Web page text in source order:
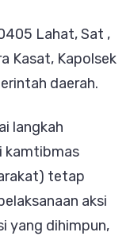
Lahat, Sat ,
Kasat, Kapolsek
daerah.
langkah
kamtibmas
tetap
aksi
yang dihimpun,